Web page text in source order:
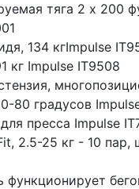
тяга 2 x 200
134 кгImpulse
кг Impulse IT9508
80 градусов
пресса Impulse
2.5-25 кг - 10 пар,
функционирует